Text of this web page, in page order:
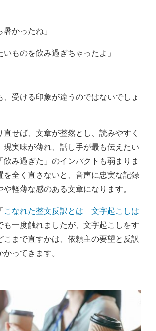
暑かったね」
いものを飲み過ぎちゃったよ」
、受ける印象が違うのではないでしょ
直せば、文章が整然とし、読みやすく
現実味が薄れ、話し手が最も伝えたい
飲み過ぎた」のインパクトも弱まりま
を全く直さないと、音声に忠実な記録
軽薄な感のある文章になります。
こなれた整文反訳とは 文字起こしは
も一度触れましたが、文字起こしをす
こまで直すかは、依頼主の要望と反訳
ってきます。